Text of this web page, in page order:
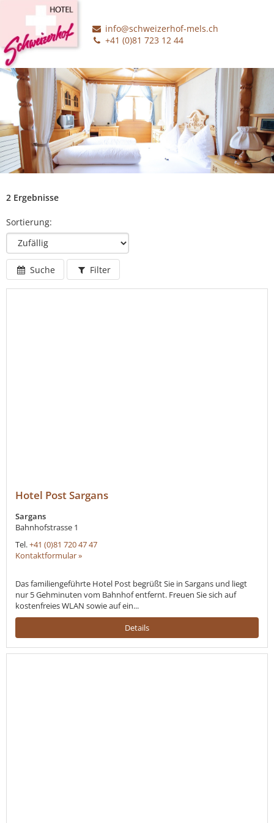
info@schweizerhof-mels.ch
+41 (0)81 723 12 44
2 Ergebnisse
Sortierung:
Suche Filter
Hotel Post Sargans
Sargans
Bahnhofstrasse 1
Tel.+41 (0)81 720 47 47
Kontaktformular »
Das familiengeführte Hotel Post begrüßt Sie in Sargans und liegt
nur 5 Gehminuten vom Bahnhof entfernt. Freuen Sie sich auf
kostenfreies WLAN sowie auf ein...
Details